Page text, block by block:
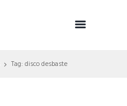
Tag: disco desbaste